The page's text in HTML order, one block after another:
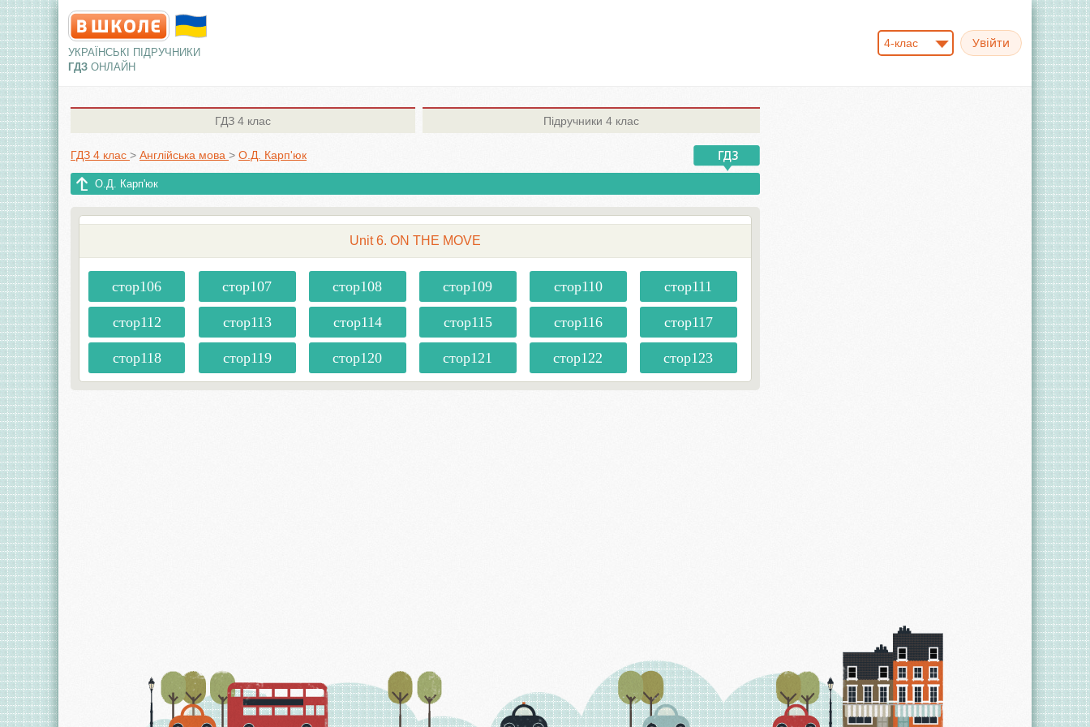
УКРАЇНСЬКІ ПІДРУЧНИКИ
ГДЗ ОНЛАЙН
4-клас
ГДЗ 4 клас Підручники 4 клас
ГДЗ 4 клас > Англiйська мова > О.Д. Карп'юк
О.Д. Карп'юк
Unit 6. ON THE MOVE
стор106 стор107 стор108 стор109 стор110 стор111
стор112 стор113 стор114 стор115 стор116 стор117
стор118 стор119 стор120 стор121 стор122 стор123